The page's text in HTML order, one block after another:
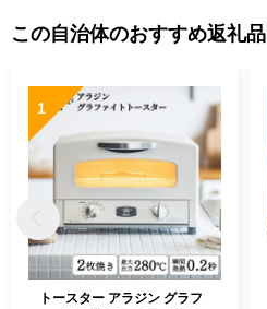
この自治体のおすすめ返礼品
1
トースター アラジン グラフ